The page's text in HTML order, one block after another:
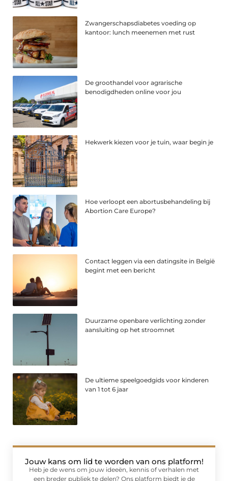
Zwangerschapsdiabetes voeding op
kantoor: lunch meenemen met rust
De groothandel voor agrarische
benodigdheden online voor jou
Hekwerk kiezen voor je tuin, waar begin je
Hoe verloopt een abortusbehandeling bij
Abortion Care Europe?
Contact leggen via een datingsite in België
begint met een bericht
Duurzame openbare verlichting zonder
aansluiting op het stroomnet
De ultieme speelgoedgids voor kinderen
van 1 tot 6 jaar
Jouw kans om lid te worden van ons platform!
Heb je de wens om jouw ideeën, kennis of verhalen met
een breder publiek te delen? Ons platform biedt je de